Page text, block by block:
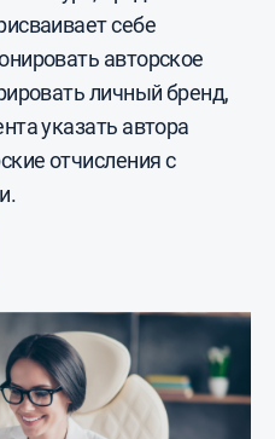
себе
авторское
личный бренд,
указать автора
отчисления с